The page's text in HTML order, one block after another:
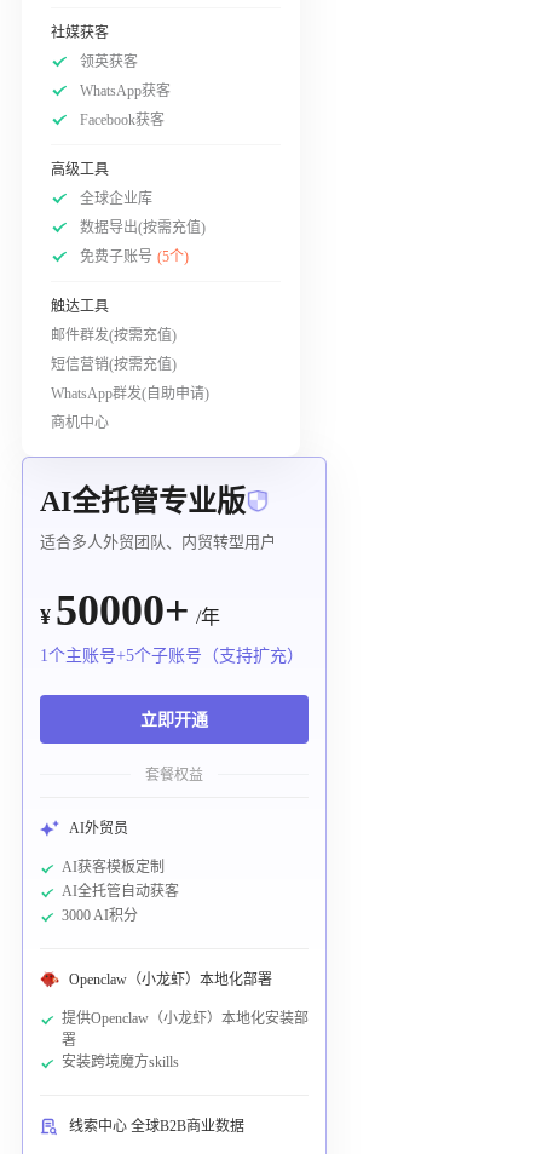
社媒获客
领英获客
WhatsApp获客
Facebook获客
高级工具
全球企业库
数据导出(按需充值)
免费子账号 (5个)
触达工具
邮件群发(按需充值)
短信营销(按需充值)
WhatsApp群发(自助申请)
商机中心
AI全托管专业版
适合多人外贸团队、内贸转型用户
¥ 50000+ /年
1个主账号+5个子账号（支持扩充）
立即开通
套餐权益
AI外贸员
AI获客模板定制
AI全托管自动获客
3000 AI积分
Openclaw（小龙虾）本地化部署
提供Openclaw（小龙虾）本地化安装部
署
安装跨境魔方skills
线索中心 全球B2B商业数据